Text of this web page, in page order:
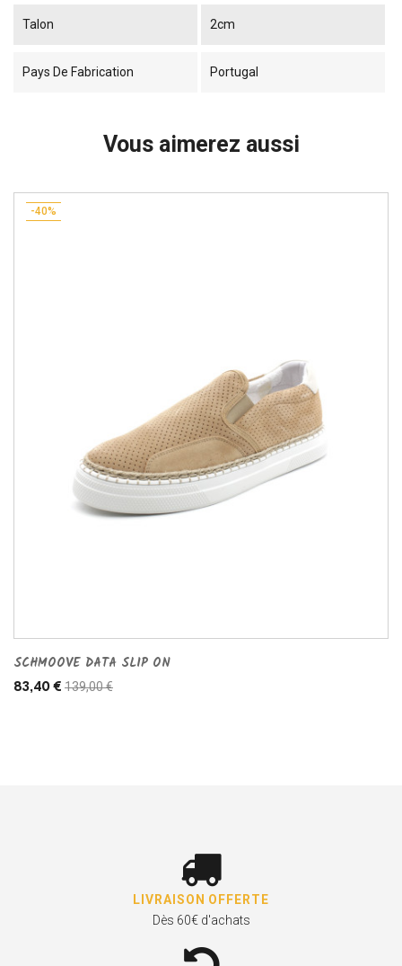
Talon 2cm
Pays De Fabrication Portugal
Vous aimerez aussi
-40%
SCHMOOVE DATA SLIP ON
83,40 € 139,00 €
LIVRAISON OFFERTE
Dès 60€ d'achats